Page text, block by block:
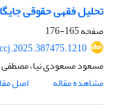
تحلیل فقهی حقوقی
صفحه165-176
مسعود مسعودی نیا،
مشاهده مقاله
اصل